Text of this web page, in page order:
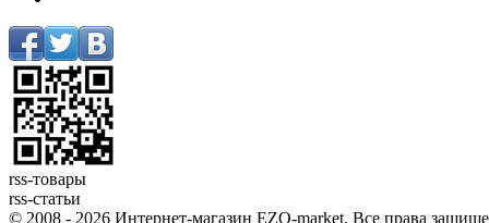
rss-товары
rss-статьи
© 2008 - 2026 Интернет-магазин EZO-market. Все права